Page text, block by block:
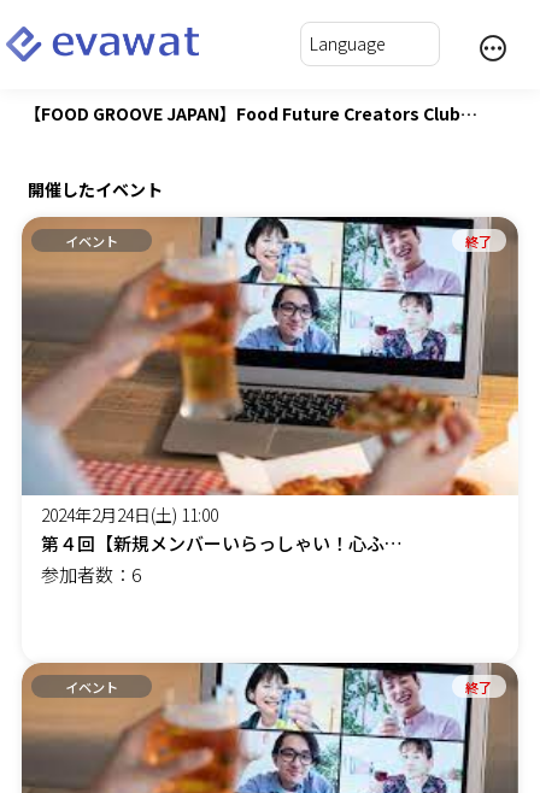
【FOOD GROOVE JAPAN】Food Future Creators Club（FFCC）～食の未来を創るシェフ・サービスパーソンの会～
開催したイベント
イベント 終了
2024年2月24日(土) 11:00
第４回【新規メンバーいらっしゃい！心ふるえる、食体験を一緒に オンライン】気軽にコミュニケーション！
参加者数：6
イベント 終了